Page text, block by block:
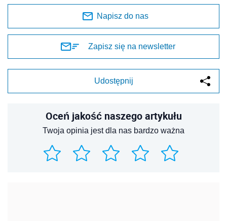
Napisz do nas
Zapisz się na newsletter
Udostępnij
Oceń jakość naszego artykułu
Twoja opinia jest dla nas bardzo ważna